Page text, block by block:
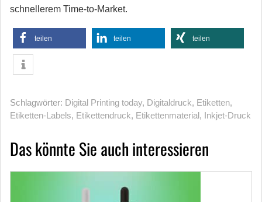
schnellerem Time-to-Market.
teilen teilen teilen
Schlagwörter: Digital Printing today, Digitaldruck, Etiketten,
Etiketten-Labels, Etikettendruck, Etikettenmaterial, Inkjet-Druck
Das könnte Sie auch interessieren